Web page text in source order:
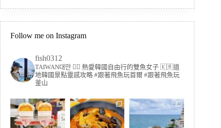
Follow me on Instagram
fish0312
TAIWAN대만 🏳️‍🌈 熱愛韓國自由行的雙魚女子 🇰🇷道
地韓國景點靈感攻略 #跟著飛魚玩首爾 #跟著飛魚玩
釜山